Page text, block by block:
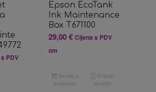
PDV
Epson EcoTank
Ink Maintenance
Box T671100
29,00€ Cijena s PDV
om